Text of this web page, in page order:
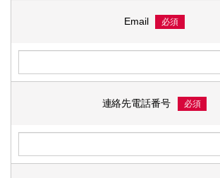
Email 必須
連絡先電話番号 必須